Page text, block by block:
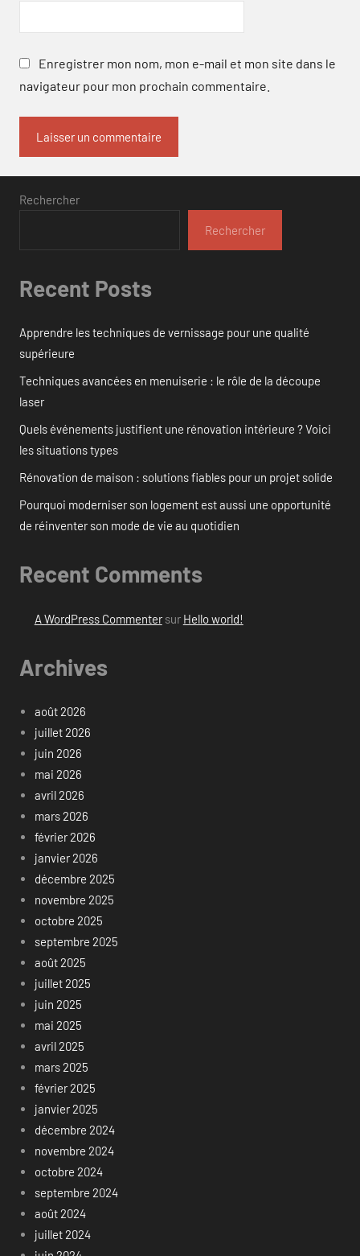
Enregistrer mon nom, mon e-mail et mon site dans le
navigateur pour mon prochain commentaire.
Rechercher
Rechercher
Recent Posts
Apprendre les techniques de vernissage pour une qualité
supérieure
Techniques avancées en menuiserie : le rôle de la découpe
laser
Quels événements justifient une rénovation intérieure ? Voici
les situations types
Rénovation de maison : solutions fiables pour un projet solide
Pourquoi moderniser son logement est aussi une opportunité
de réinventer son mode de vie au quotidien
Recent Comments
A WordPress Commentersur Hello world!
Archives
août 2026
juillet 2026
juin 2026
mai 2026
avril 2026
mars 2026
février 2026
janvier 2026
décembre 2025
novembre 2025
octobre 2025
septembre 2025
août 2025
juillet 2025
juin 2025
mai 2025
avril 2025
mars 2025
février 2025
janvier 2025
décembre 2024
novembre 2024
octobre 2024
septembre 2024
août 2024
juillet 2024